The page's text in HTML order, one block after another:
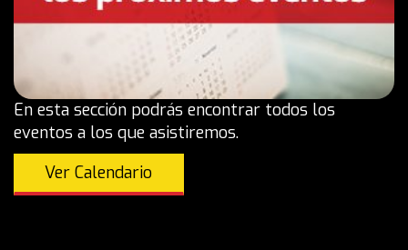
En esta sección podrás encontrar todos los
eventos a los que asistiremos.
Ver Calendario